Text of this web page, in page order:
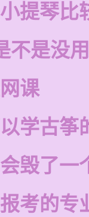
提琴比
不是没用
课
学古筝
毁了一
考的专